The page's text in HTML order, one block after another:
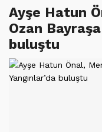
Ayşe Hatun
Ozan Bayraşa
buluştu